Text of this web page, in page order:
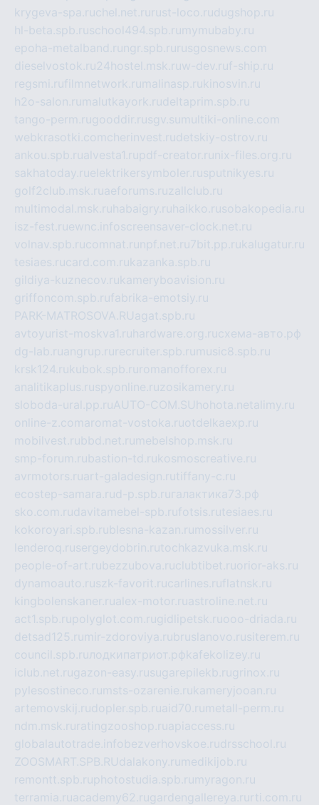
krygeva-spa.ruchel.net.ru rust-loco.rudugshop.ru
hl-beta.spb.ruschool494.spb.ru mymubaby.ru
epoha-metalband.ru ngr.spb.ru rusgosnews.com
dieselvostok.ru24hostel.msk.ruw-dev.ruf-ship.ru
regsmi.rufilmnetwork.ru malinasp.rukinosvin.ru
h2o-salon.ru malutkayork.rudeltaprim.spb.ru
tango-perm.rugooddir.rusgv.su multiki-online.com
webkrasotki.comcherinvest.rudetskiy-ostrov.ru
ankou.spb.rualvesta1.rupdf-creator.ru nix-files.org.ru
sakhatoday.ruelektrikersymboler.rusputnikyes.ru
golf2club.msk.ruaeforums.ruzallclub.ru
multimodal.msk.ru habaigry.ru haikko.rusobakopedia.ru
isz-fest.ruewnc.infoscreensaver-clock.net.ru
volnav.spb.rucomnat.ru npf.net.ru7bit.pp.rukalugatur.ru
tesiaes.rucard.com.rukazanka.spb.ru
gildiya-kuznecov.rukameryboavision.ru
griffoncom.spb.rufabrika-emotsiy.ru
PARK-MATROSOVA.RUagat.spb.ru
avtoyurist-moskva1.ru hardware.org.ruсхема-авто.рф
dg-lab.ruangrup.ru recruiter.spb.ru music8.spb.ru
krsk124.rukubok.spb.ru romanofforex.ru
analitikaplus.ruspyonline.ruzosikamery.ru
sloboda-ural.pp.ruAUTO-COM.SU hohota.netalimy.ru
online-z.comaromat-vostoka.ruotdelkaexp.ru
mobilvest.rubbd.net.ru mebelshop.msk.ru
smp-forum.rubastion-td.rukosmoscreative.ru
avrmotors.ruart-galadesign.rutiffany-c.ru
ecostep-samara.rud-p.spb.ru галактика73.рф
sko.com.rudavitamebel-spb.rufotsis.rutesiaes.ru
kokoroyari.spb.rublesna-kazan.ru mossilver.ru
lenderoq.rusergeydobrin.rutochkazvuka.msk.ru
people-of-art.rubezzubova.ruclubtibet.ruorior-aks.ru
dynamoauto.ruszk-favorit.rucarlines.ruflatnsk.ru
kingbolenskaner.rualex-motor.ruastroline.net.ru
act1.spb.rupolyglot.com.rugidlipetsk.ruooo-driada.ru
detsad125.ru mir-zdoroviya.rubruslanovo.rusiterem.ru
council.spb.ruлодкипатриот.рфkafekolizey.ru
iclub.net.rugazon-easy.rusugarepilekb.rugrinox.ru
pylesostineco.ru msts-ozarenie.rukameryjooan.ru
artemovskij.rudopler.spb.ruaid70.ru metall-perm.ru
ndm.msk.ru ratingzooshop.ruapiaccess.ru
globalautotrade.info bezverhovskoe.rudrsschool.ru
ZOOSMART.SPB.RUdalakony.ru medikijob.ru
remontt.spb.ruphotostudia.spb.ru myragon.ru
terramia.ruacademy62.rugardengallereya.ru rti.com.ru